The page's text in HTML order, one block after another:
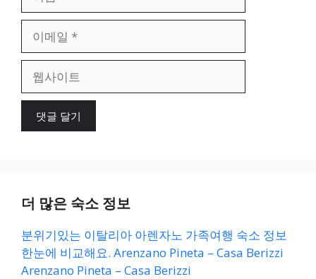
일
이
더 많은 숙소 정보
분위기있는 이탈리아 아렌자노 가족여행 숙소 정보
한눈에 비교해요. Arenzano Pineta – Casa Berizzi
Arenzano Pineta – Casa Berizzi